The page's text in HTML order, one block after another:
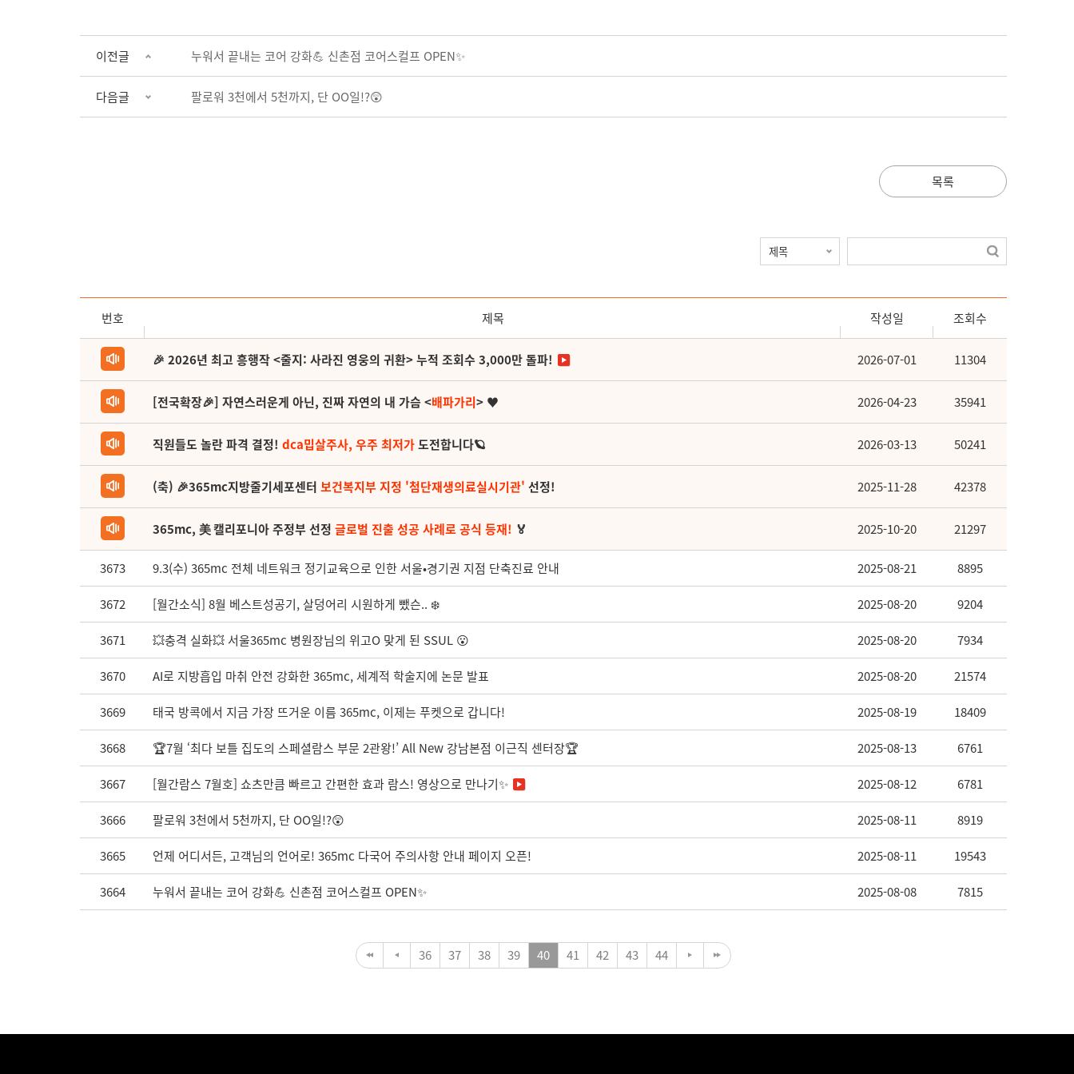
이전글 누워서 끝내는 코어 강화💪 신촌점 코어스컬프 OPEN✨
다음글 팔로워 3천에서 5천까지, 단 OO일!?😲
목록
번호 제목 작성일 조회수
🎉 2026년 최고 흥행작 <줄지: 사라진 영웅의 귀환> 누적 조회수 3,000만 돌파! 2026-07-01 11304
[전국확장🎉] 자연스러운게 아닌, 진짜 자연의 내 가슴 <배파가리> ♥ 2026-04-23 35941
직원들도 놀란 파격 결정! dca밉살주사, 우주 최저가도전합니다🪐 2026-03-13 50241
(축) 🎉365mc지방줄기세포센터 보건복지부 지정 '첨단재생의료실시기관' 선정! 2025-11-28 42378
365mc, 美 캘리포니아 주정부 선정 글로벌 진출 성공 사례로 공식 등재! 🏅 2025-10-20 21297
3673 9.3(수) 365mc 전체 네트워크 정기교육으로 인한 서울•경기권 지점 단축진료 안내 2025-08-21 8895
3672 [월간소식] 8월 베스트성공기, 살덩어리 시원하게 뺐슨.. ❄️ 2025-08-20 9204
3671 💥충격 실화💥 서울365mc 병원장님의 위고O 맞게 된 SSUL 😮 2025-08-20 7934
3670 AI로 지방흡입 마취 안전 강화한 365mc, 세계적 학술지에 논문 발표 2025-08-20 21574
3669 태국 방콕에서 지금 가장 뜨거운 이름 365mc, 이제는 푸켓으로 갑니다! 2025-08-19 18409
3668 🏆7월 ‘최다 보틀 집도의 스페셜람스 부문 2관왕!’ All New 강남본점 이근직 센터장🏆 2025-08-13 6761
3667 [월간람스 7월호] 쇼츠만큼 빠르고 간편한 효과 람스! 영상으로 만나기✨ 2025-08-12 6781
3666 팔로워 3천에서 5천까지, 단 OO일!?😲 2025-08-11 8919
3665 언제 어디서든, 고객님의 언어로! 365mc 다국어 주의사항 안내 페이지 오픈! 2025-08-11 19543
3664 누워서 끝내는 코어 강화💪 신촌점 코어스컬프 OPEN✨ 2025-08-08 7815
36 37 38 39 40 41 42 43 44